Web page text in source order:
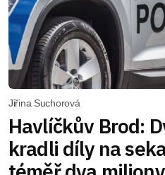
Jiřina Suchorová
Havlíčkův Brod:
kradli díly na